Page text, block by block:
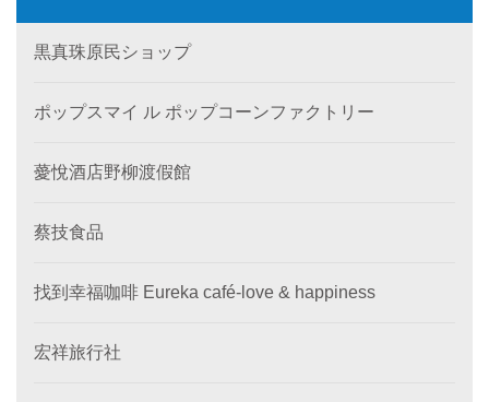
黒真珠原民ショップ
ポップスマイ ル ポップコーンファクトリー
薆悅酒店野柳渡假館
蔡技食品
找到幸福咖啡 Eureka café-love & happiness
宏祥旅行社